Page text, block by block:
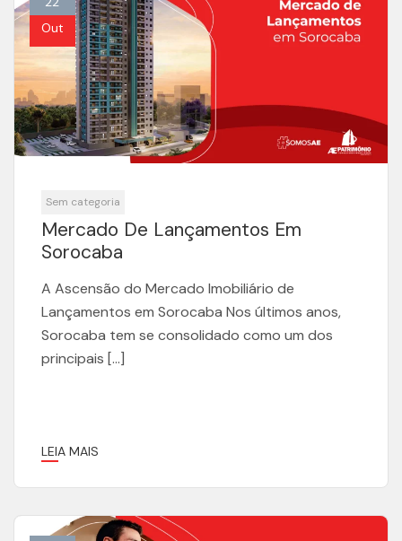
Out
Sem categoria
Mercado De Lançamentos Em
Sorocaba
A Ascensão do Mercado Imobiliário de
Lançamentos em Sorocaba Nos últimos anos,
Sorocaba tem se consolidado como um dos
principais […]
LEIA MAIS
pagination